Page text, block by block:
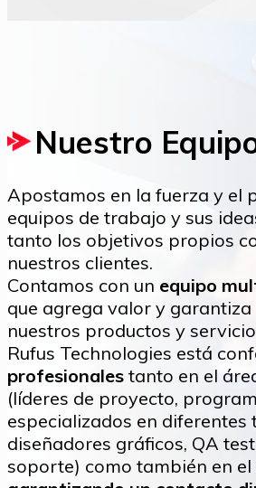
Nuestro
Apostamos en la fuerza y el
equipos de trabajo y sus
tanto los objetivos propios
nuestros clientes.
Contamos con un equipo
que agrega valor y
nuestros productos y
Rufus Technologies está
profesionales tanto en el
(líderes de proyecto,
especializados en diferentes
diseñadores gráficos, QA
soporte) como también en el